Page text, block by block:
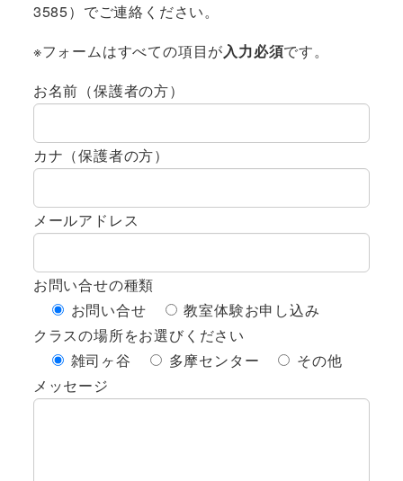
3585）でご連絡ください。
※フォームはすべての項目が入力必須です。
お名前（保護者の方）
カナ（保護者の方）
メールアドレス
お問い合せの種類
お問い合せ
教室体験お申し込み
クラスの場所をお選びください
雑司ヶ谷
多摩センター
その他
メッセージ